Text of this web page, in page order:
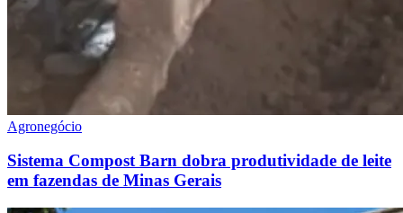
Agronegócio
Sistema Compost Barn dobra produtividade de leite
em fazendas de Minas Gerais